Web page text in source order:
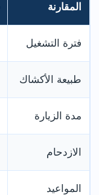
المقارنة
فترة التشغيل
طبيعة الأكشاك
مدة الزيارة
الازدحام
المواعيد